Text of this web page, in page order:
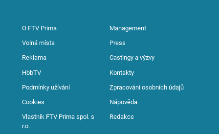
O FTV Prima Management
Volná místa Press
Reklama Castingy a výzvy
HbbTV Kontakty
Podmínky užívání Zpracování osobních údajů
Cookies Nápověda
Vlastník FTV Prima spol. s
r.o.
Redakce